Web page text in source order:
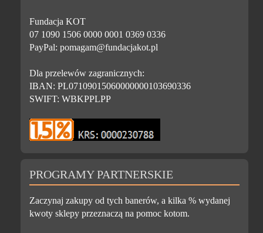
Fundacja KOT
07 1090 1506 0000 0001 0369 0336
PayPal: pomagam@fundacjakot.pl
Dla przelewów zagranicznych:
IBAN: PL07109015060000000103690336
SWIFT: WBKPPLPP
PROGRAMY PARTNERSKIE
Zaczynaj zakupy od tych banerów, a kilka % wydanej
kwoty sklepy przeznaczą na pomoc kotom.